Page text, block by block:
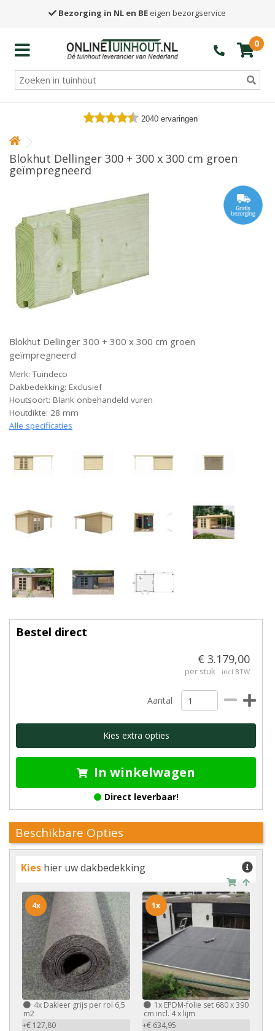
Bezorging in NL en BE eigen bezorgservice
0
2040 ervaringen
Blokhut Dellinger 300 + 300 x 300 cm groen
geïmpregneerd
Blokhut Dellinger 300 + 300 x 300 cm groen
geïmpregneerd
Merk: Tuindeco
Dakbedekking: Exclusief
Houtsoort: Blank onbehandeld vuren
Houtdikte: 28 mm
Alle specificaties
Bestel direct
€ 3.179,00
per stuk incl BTW
Aantal
Kies extra opties
In winkelwagen
Direct leverbaar!
Beschikbare Opties
Kies hier uw dakbedekking
4x Dakleer grijs per rol 6,5
m2
+€ 127,80
4x
1xEPDM-folie set 680 x 390
cm incl. 4 x lijm
+€ 634,95
1x